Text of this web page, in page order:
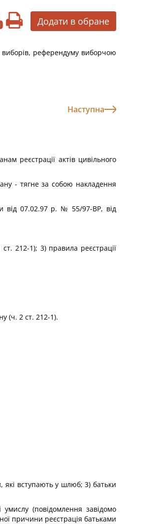
Додати в обране
виборів, референдуму виборчою
Наступна
реєстрації актів цивільного
- тягне за собою накладення
від 07.02.97 р. № 55/97-ВР, від
212-1); 3) правила реєстрації
(ч. 2 ст. 212-1).
які вступають у шлюб; 3) батьки
(повідомлення завідомо
причини реєстрація батьками